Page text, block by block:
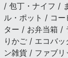
/ 包丁・ナイフ /
ル・ポット / コ
ター / お弁当箱 /
りかご / エコバ
ン雑貨 / ファブ